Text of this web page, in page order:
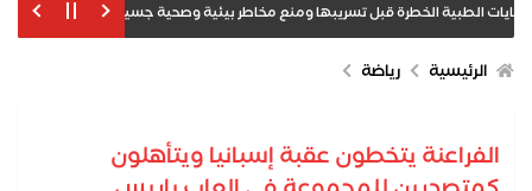
أمانة
الرئيسية رياضة
الفراعنة يتخطون عقبة إسبانيا ويتأهلون